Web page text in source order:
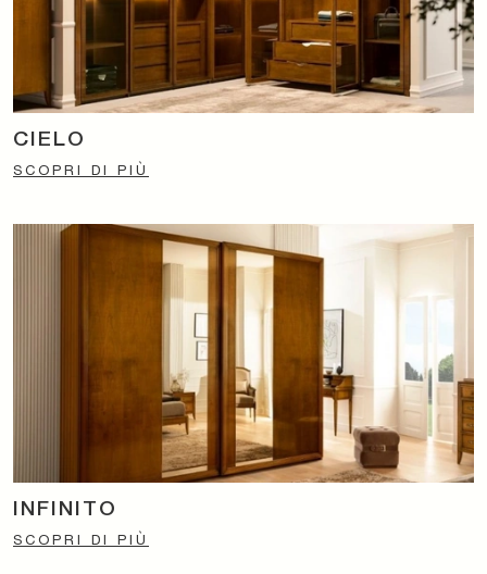
CIELO
SCOPRI DI PIÙ
INFINITO
SCOPRI DI PIÙ